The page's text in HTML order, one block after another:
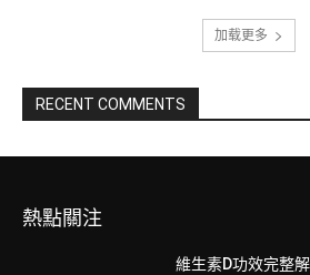
加载更多
RECENT COMMENTS
熱點關注
維生素D功效完整